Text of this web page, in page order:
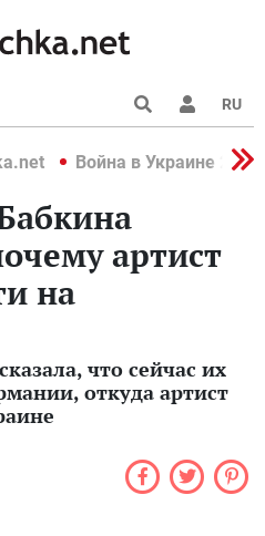
RU
Война в Украине 2022
артист
на
что сейчас их
откуда артист